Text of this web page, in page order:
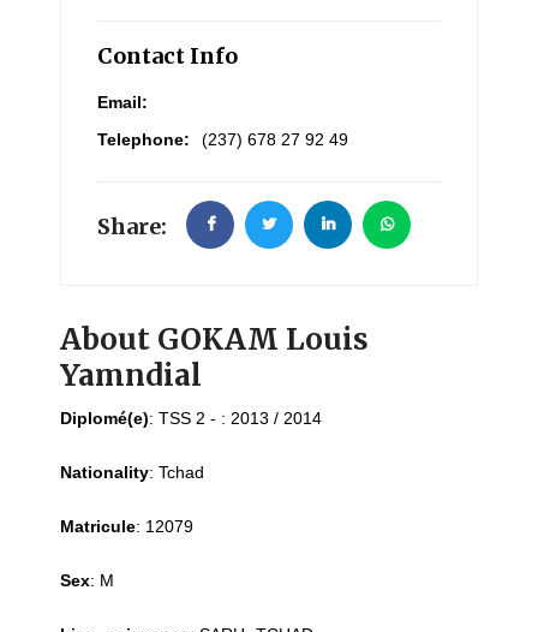
Contact Info
Email:
Telephone:
(237) 678 27 92 49
Share:
About GOKAM Louis
Yamndial
Diplomé(e): TSS 2 - : 2013 / 2014
Nationality: Tchad
Matricule: 12079
Sex: M